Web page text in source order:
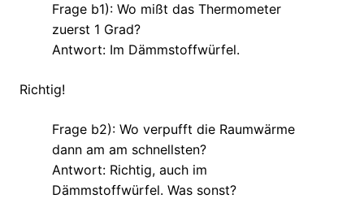
Frage b1): Wo mißt das Thermometer
zuerst 1 Grad?
Antwort: Im Dämmstoffwürfel.
Richtig!
Frage b2): Wo verpufft die Raumwärme
dann am am schnellsten?
Antwort: Richtig, auch im
Dämmstoffwürfel. Was sonst?